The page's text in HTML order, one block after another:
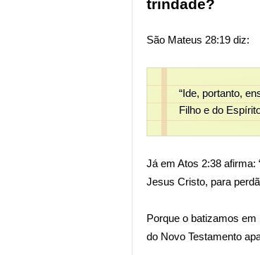
trindade?
São Mateus 28:19 diz:
“Ide, portanto,
Filho e do
Já em Atos 2:38 afirma:
Jesus Cristo, para
Porque o batizamos
do Novo Testamento